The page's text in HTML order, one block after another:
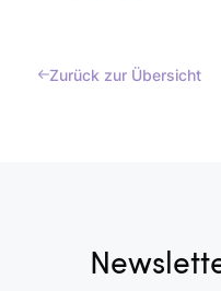
Zurück zur Übersicht